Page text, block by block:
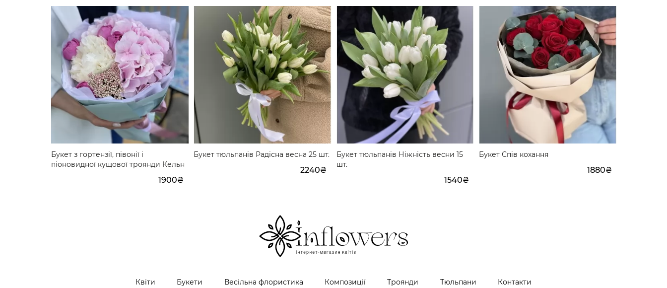
Букет з гортензії, півонії і
піоновидної кущової троянди Кельн
1900₴
Букет тюльпанів Радісна весна 25 шт.
2240₴
Букет тюльпанів Ніжність весни 15
шт.
1540₴
Букет Спів кохання
1880₴
Квіти Букети Весільна флористика Композиції Троянди Тюльпани Контакти